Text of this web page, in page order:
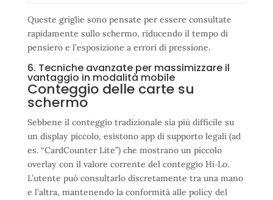
Queste griglie sono pensate per essere consultate
rapidamente sullo schermo, riducendo il tempo di
pensiero e l’esposizione a errori di pressione.
6. Tecniche avanzate per massimizzare il
vantaggio in modalità mobile
Conteggio delle carte su
schermo
Sebbene il conteggio tradizionale sia più difficile su
un display piccolo, esistono app di supporto legali (ad
es. “CardCounter Lite”) che mostrano un piccolo
overlay con il valore corrente del conteggio Hi‑Lo.
L’utente può consultarlo discretamente tra una mano
e l’altra, mantenendo la conformità alle policy del